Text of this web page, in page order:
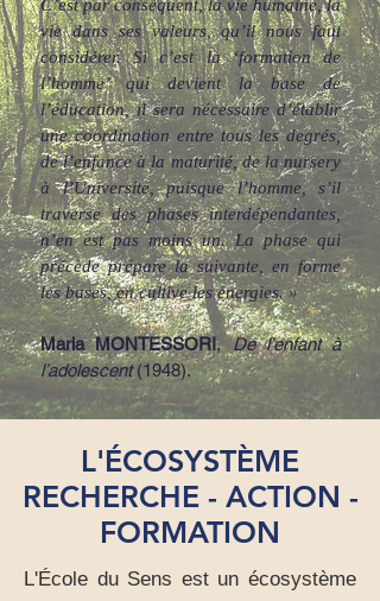
C’est par conséquent, la vie humaine, la
vie dans ses valeurs, qu’il nous faut
considérer. Si c’est la ‘formation de
l’homme’ qui devient la base de
l’éducation, il sera nécessaire d’établir
une coordination entre tous les degrés,
de l’enfance à la maturité, de la nursery
à l’Université, puisque l’homme, s’il
traverse des phases interdépendantes,
n’en est pas moins un. La phase qui
précède prépare la suivante, en forme
les bases, en cultive les énergies. »
Maria MONTESSORI,De l’enfant à
l’adolescent(1948).
L'ÉCOSYSTÈME
RECHERCHE - ACTION -
FORMATION
L'École du Sens est un écosystème